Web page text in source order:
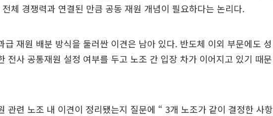
체 경쟁력과 연결된 만큼 공동 재원 개념이 필요하다는 논리다.
급 재원 배분 방식을 둘러싼 이견은 남아 있다. 반도체 이외 부문에도 성
전사 공통재원 설정 여부를 두고 노조 간 입장 차가 이어지고 있기 때문
관련 노조 내 이견이 정리됐는지 질문에 “ 3개 노조가 같이 결정한 사항